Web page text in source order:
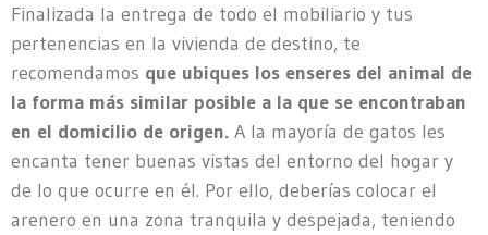
Finalizada la entrega de todo el mobiliario y tus
pertenencias en la vivienda de destino, te
recomendamos que ubiques los enseres del animal de
la forma más similar posible a la que se encontraban
en el domicilio de origen. A la mayoría de gatos les
encanta tener buenas vistas del entorno del hogar y
de lo que ocurre en él. Por ello, deberías colocar el
arenero en una zona tranquila y despejada, teniendo